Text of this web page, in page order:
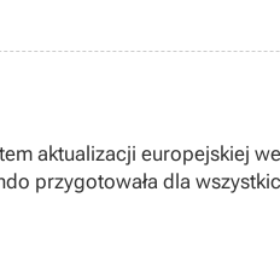
aktualizacji europejskiej
przygotowała dla